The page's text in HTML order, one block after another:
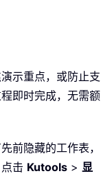
示重点，或防止支
即时完成，无需额
前隐藏的工作表，
击 Kutools > 显